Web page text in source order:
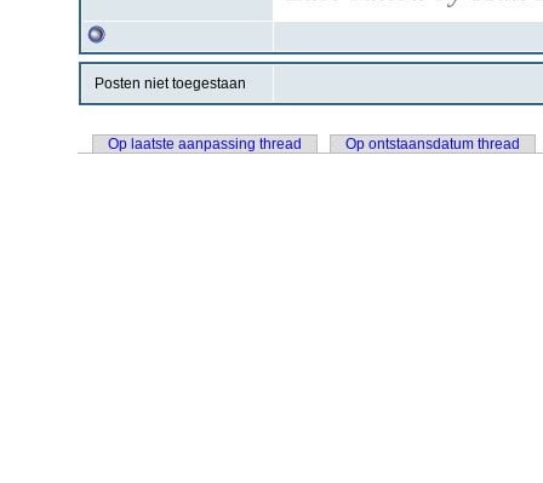
Posten niet toegestaan
Op laatste aanpassing thread Op ontstaansdatum thread